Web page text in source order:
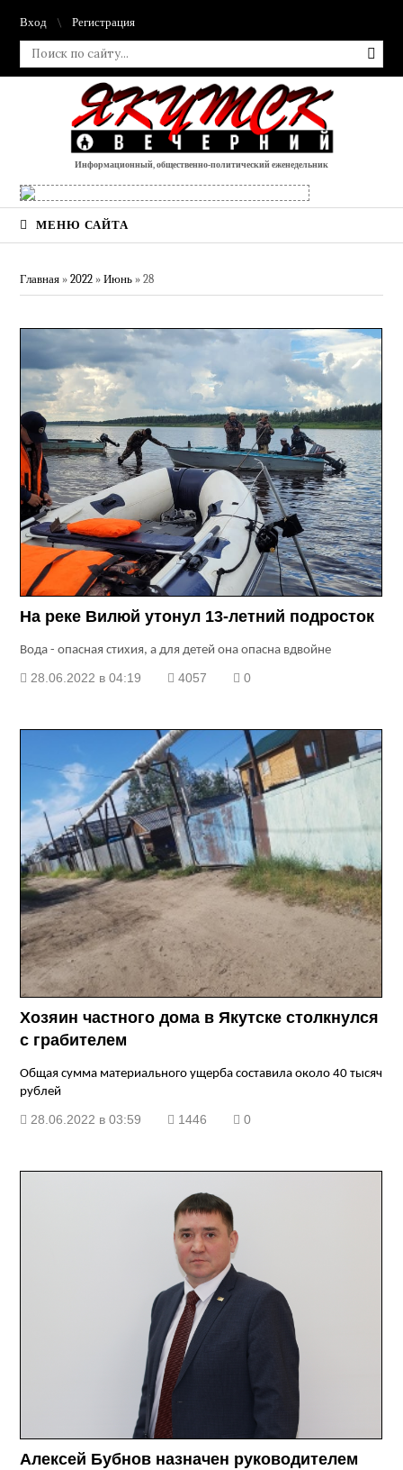
Вход Регистрация
Информационный, общественно-политический еженедельник
МЕНЮ САЙТА
Главная »2022 » Июнь » 28
На реке Вилюй утонул 13-летний подросток
Вода - опасная стихия, а для детей она опасна вдвойне
28.06.2022 в 04:19 4057 0
Хозяин частного дома в Якутске столкнулся
с грабителем
Общая сумма материального ущерба составила около 40 тысяч
рублей
28.06.2022 в 03:59 1446 0
Алексей Бубнов назначен руководителем